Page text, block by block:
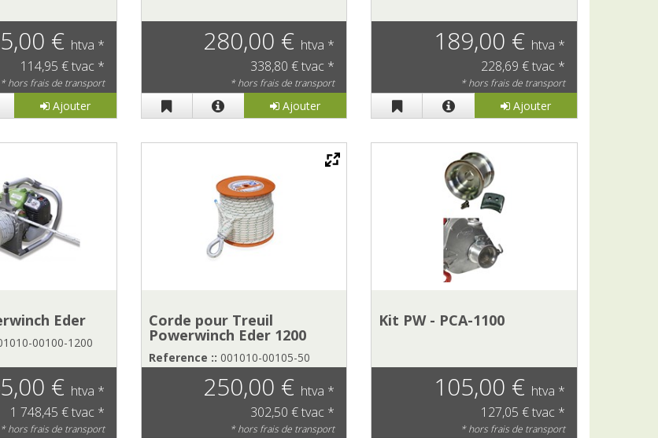
€ htva *
114,95 € tvac *
* hors frais de transport
Ajouter
280,00 € htva *
338,80 € tvac *
* hors frais de transport
Ajouter
189,00 € htva *
228,69 € tvac *
* hors frais de transport
Ajouter
Eder
00100-1200
€ htva *
1 748,45 € tvac *
* hors frais de transport
Corde pour Treuil
Powerwinch Eder 1200
Reference :: 001010-00105-50
250,00 € htva *
302,50 € tvac *
* hors frais de transport
Kit PW - PCA-1100
105,00 € htva *
127,05 € tvac *
* hors frais de transport